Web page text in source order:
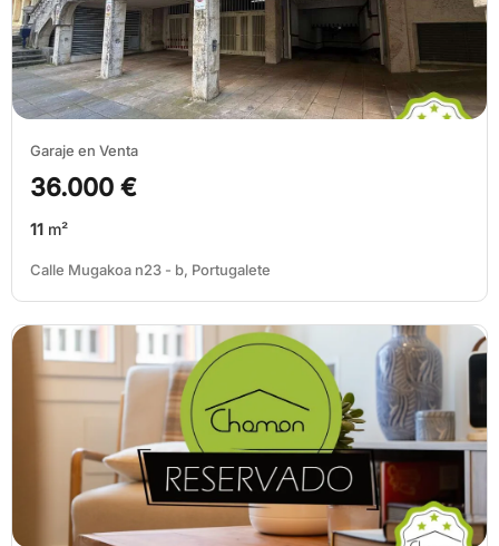
Garaje en Venta
36.000 €
11 m²
Calle Mugakoa n23 - b, Portugalete